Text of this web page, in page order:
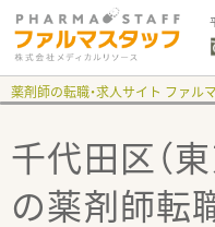
薬剤師の転職・求人サイト ファル
千代田区（
の薬剤師転